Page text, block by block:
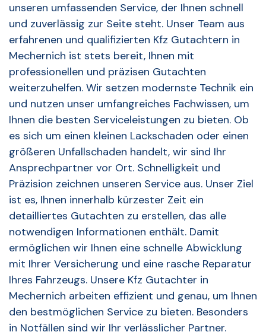
unseren umfassenden Service, der Ihnen schnell
und zuverlässig zur Seite steht. Unser Team aus
erfahrenen und qualifizierten Kfz Gutachtern in
Mechernich ist stets bereit, Ihnen mit
professionellen und präzisen Gutachten
weiterzuhelfen. Wir setzen modernste Technik ein
und nutzen unser umfangreiches Fachwissen, um
Ihnen die besten Serviceleistungen zu bieten. Ob
es sich um einen kleinen Lackschaden oder einen
größeren Unfallschaden handelt, wir sind Ihr
Ansprechpartner vor Ort. Schnelligkeit und
Präzision zeichnen unseren Service aus. Unser Ziel
ist es, Ihnen innerhalb kürzester Zeit ein
detailliertes Gutachten zu erstellen, das alle
notwendigen Informationen enthält. Damit
ermöglichen wir Ihnen eine schnelle Abwicklung
mit Ihrer Versicherung und eine rasche Reparatur
Ihres Fahrzeugs. Unsere Kfz Gutachter in
Mechernich arbeiten effizient und genau, um Ihnen
den bestmöglichen Service zu bieten. Besonders
in Notfällen sind wir Ihr verlässlicher Partner.